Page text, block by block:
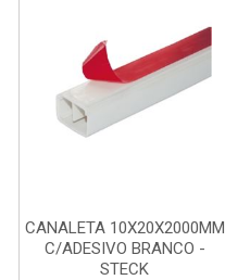
CANALETA 10X20X2000MM
C/ADESIVO BRANCO -
STECK